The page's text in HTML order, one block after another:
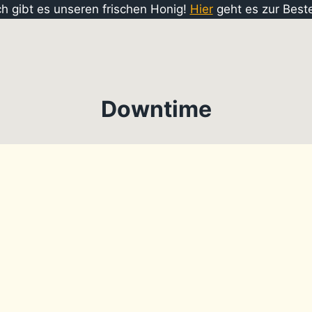
gibt es unseren frischen Honig! Hiergeht es zur
Downtime